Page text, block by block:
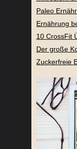
Paleo
Ernährung
10 CrossFit
Der große
Zuckerfreie